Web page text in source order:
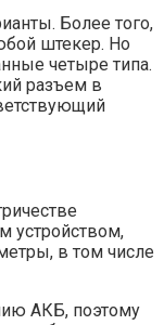
Более того,
штекер. Но
четыре типа.
разъем в
устройством,
в том числе
АКБ, поэтому